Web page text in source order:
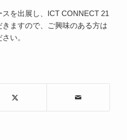
を出展し、ICT CONNECT 21
ますので、ご興味のある方は
い。